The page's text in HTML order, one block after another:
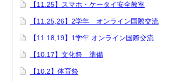
【11.25】スマホ・ケータイ安全教室
【11.25,26】2学年 オンライン国際交流
【11.18,19】1学年 オンライン国際交流
【10.17】文化祭 準備
【10.2】体育祭